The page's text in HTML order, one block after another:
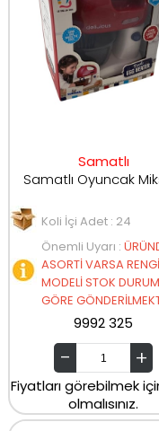
Samatlı
Koli İçi Adet : 24
Önemli Uyarı :
ASORTİ VARSA
MODELİ STOK
GÖRE
9992 325
Fiyatları görebilmek
olmalısınız.